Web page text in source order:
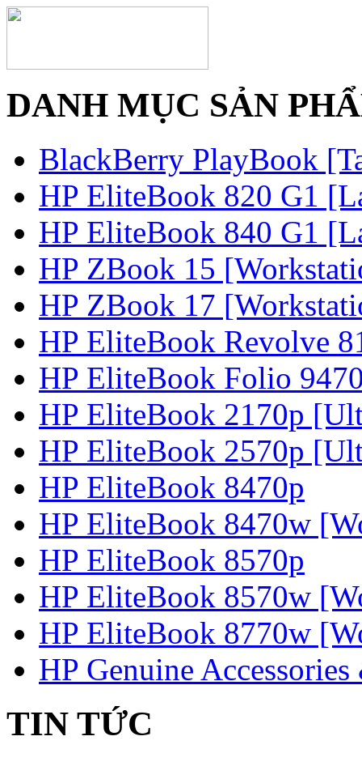
DANH MỤC SẢN
BlackBerry PlayBook
HP EliteBook 820 G1
HP EliteBook 840 G1
HP ZBook 15
HP ZBook 17
HP EliteBook Revolve
HP EliteBook Folio
HP EliteBook 2170p
HP EliteBook 2570p
HP EliteBook 8470p
HP EliteBook 8470w
HP EliteBook 8570p
HP EliteBook 8570w
HP EliteBook 8770w
HP Genuine Accessories
TIN TỨC